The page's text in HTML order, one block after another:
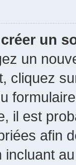
un
un
cliquez
il est
afin
incluant